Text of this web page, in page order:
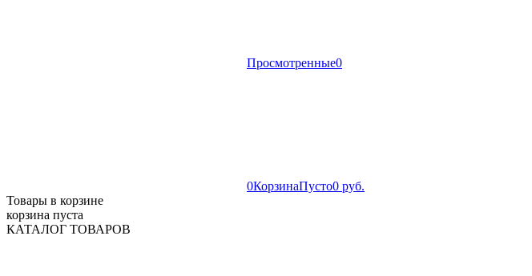
Просмотренные0
0КорзинаПусто0 руб.
Товары в корзине
корзина пуста
КАТАЛОГ ТОВАРОВ